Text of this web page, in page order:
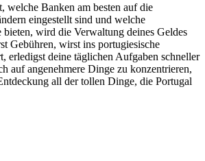
welche Banken am besten auf die
eingestellt sind und welche
wird die Verwaltung deines Geldes
Gebühren, wirst ins portugiesische
erledigst deine täglichen Aufgaben schneller
auf angenehmere Dinge zu konzentrieren,
all der tollen Dinge, die Portugal